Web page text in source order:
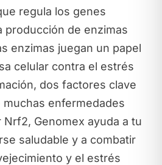
regula los genes
producción de enzimas
enzimas juegan un papel
celular contra el estrés
dos factores clave
enfermedades
Nrf2, Genomex ayuda a tu
saludable y a combatir
y el estrés